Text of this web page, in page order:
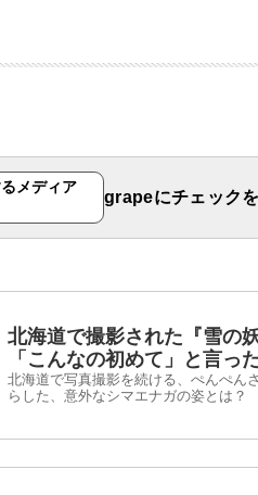
メディア
grapeにチェック
北海道で撮影された『雪の
「こんなの初めて」と言っ
北海道で写真撮影を続ける、ぺんぺん
らした、意外なシマエナガの姿とは？